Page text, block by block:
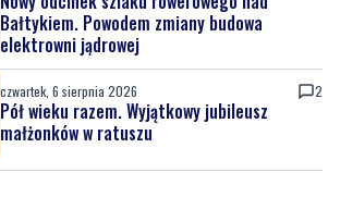
czwartek, 6 sierpnia 2026
Pół wieku razem. Wyjątkowy jubileusz
małżonków w ratuszu